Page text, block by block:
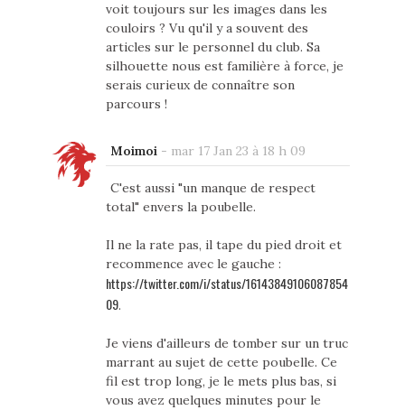
voit toujours sur les images dans les
couloirs ? Vu qu'il y a souvent des
articles sur le personnel du club. Sa
silhouette nous est familière à force, je
serais curieux de connaître son
parcours !
Moimoi- mar 17 Jan 23 à 18 h 09
C'est aussi "un manque de respect
total" envers la poubelle.
Il ne la rate pas, il tape du pied droit et
recommence avec le gauche :
https://twitter.com/i/status/16143849106087854
09.
Je viens d'ailleurs de tomber sur un truc
marrant au sujet de cette poubelle. Ce
fil est trop long, je le mets plus bas, si
vous avez quelques minutes pour le